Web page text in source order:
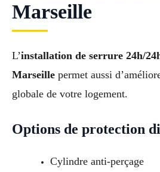
Marseille
L’installation de serrure 24h/
Marseille permet aussi
globale de votre logement.
Options de protection
Cylindre anti-perçage